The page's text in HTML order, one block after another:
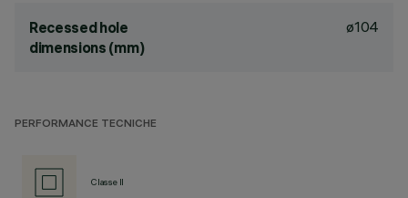
Recessed hole
dimensions (mm)
ø104
PERFORMANCE TECNICHE
Classe II